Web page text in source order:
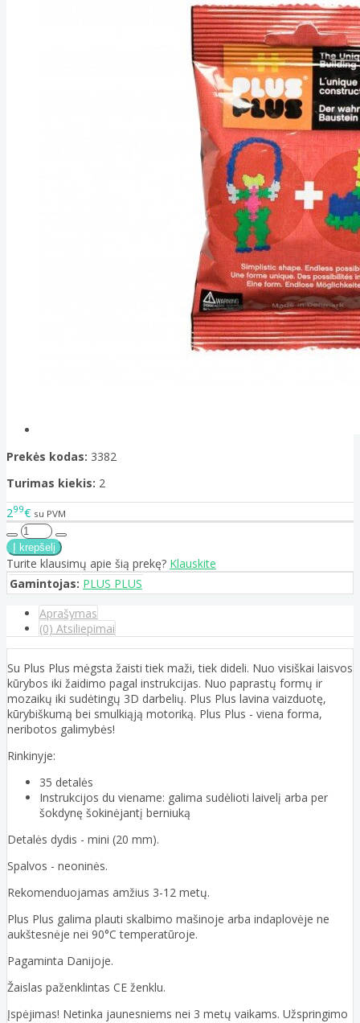
Prekės kodas: 3382
Turimas kiekis: 2
299€ su PVM
Turite klausimų apie šią prekę? Klauskite
Gamintojas: PLUS PLUS
Aprašymas
(0) Atsiliepimai
Su Plus Plus mėgsta žaisti tiek maži, tiek dideli. Nuo visiškai laisvos
kūrybos iki žaidimo pagal instrukcijas. Nuo paprastų formų ir
mozaikų iki sudėtingų 3D darbelių. Plus Plus lavina vaizduotę,
kūrybiškumą bei smulkiąją motoriką. Plus Plus - viena forma,
neribotos galimybės!
Rinkinyje:
35 detalės
Instrukcijos du viename: galima sudėlioti laivelį arba per
šokdynę šokinėjantį berniuką
Detalės dydis - mini (20 mm).
Spalvos - neoninės.
Rekomenduojamas amžius 3-12 metų.
Plus Plus galima plauti skalbimo mašinoje arba indaplovėje ne
aukštesnėje nei 90°C temperatūroje.
Pagaminta Danijoje.
Žaislas paženklintas CE ženklu.
Įspėjimas! Netinka jaunesniems nei 3 metų vaikams. Užspringimo